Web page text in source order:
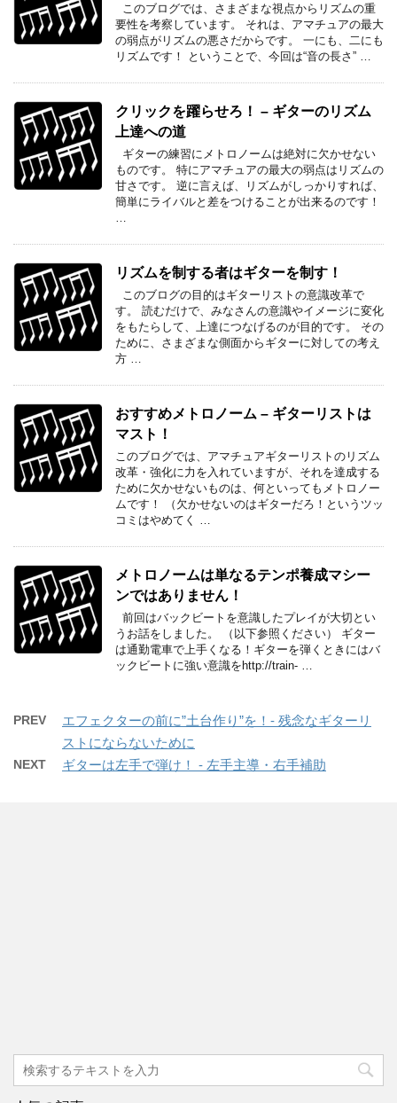
このブログでは、さまざまな視点からリズムの重
要性を考察しています。 それは、アマチュアの最大
の弱点がリズムの悪さだからです。 一にも、二にも
リズムです！ ということで、今回は“音の長さ” …
クリックを躍らせろ！ – ギターのリズム
上達への道
ギターの練習にメトロノームは絶対に欠かせない
ものです。 特にアマチュアの最大の弱点はリズムの
甘さです。 逆に言えば、リズムがしっかりすれば、
簡単にライバルと差をつけることが出来るのです！
リズムを制する者はギターを制す！
このブログの目的はギターリストの意識改革で
す。 読むだけで、みなさんの意識やイメージに変化
をもたらして、上達につなげるのが目的です。 その
ために、さまざまな側面からギターに対しての考え
方 …
おすすめメトロノーム – ギターリストは
マスト！
このブログでは、アマチュアギターリストのリズム
改革・強化に力を入れていますが、それを達成する
ために欠かせないものは、何といってもメトロノー
ムです！ （欠かせないのはギターだろ！というツッ
コミはやめてく …
メトロノームは単なるテンポ養成マシー
ンではありません！
前回はバックビートを意識したプレイが大切とい
うお話をしました。 （以下参照ください） ギター
は通勤電車で上手くなる！ギターを弾くときにはバ
ックビートに強い意識をhttp://train- …
PREV
エフェクターの前に”土台作り”を！- 残念なギターリ
ストにならないために
NEXT ギターは左手で弾け！ - 左手主導・右手補助